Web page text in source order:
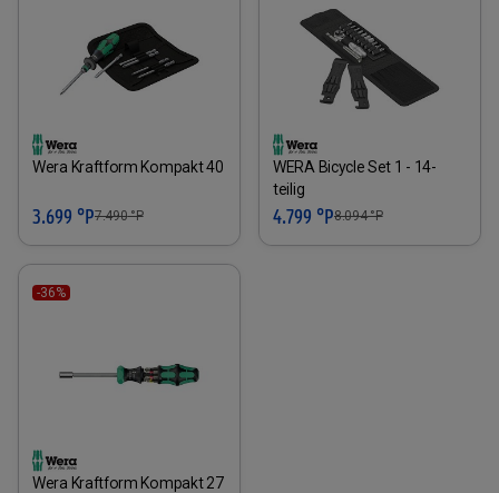
Wera Kraftform Kompakt 40
3.699 °P7.490°P
WERA Bicycle Set 1 - 14-
teilig
4.799 °P8.094°P
-36%
Wera Kraftform Kompakt 27